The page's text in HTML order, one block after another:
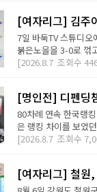
[여자리그] 김주
7일 바둑TV 스튜디
붉은노을을 3-0로 꺾
[2026.8.7 조회수
[명인전] 디펜딩
80차례 연속 한국랭
은 랭킹 차이를 보였
[2026.8.7 조회수
[여자리그] 철원,